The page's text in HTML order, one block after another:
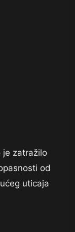
je zatražilo
od
uticaja